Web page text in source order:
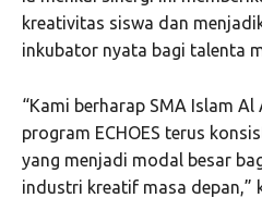
kreativitas siswa dan
inkubator nyata bagi talenta
“Kami berharap SMA Islam Al
program ECHOES terus
yang menjadi modal besar
industri kreatif masa depan,”